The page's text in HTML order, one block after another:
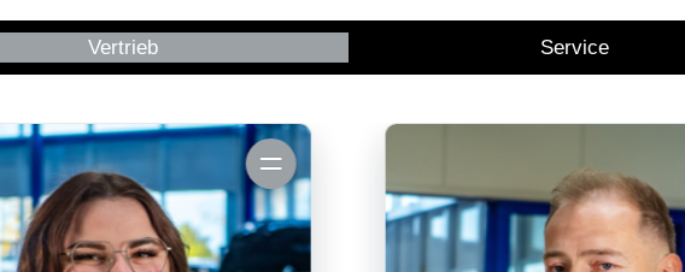
Vertrieb Service
Mitarbeiterinfos anzeigen